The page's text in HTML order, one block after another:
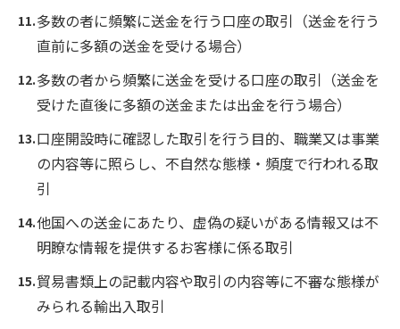
多数の者に頻繁に送金を行う口座の取引（送金を行う
直前に多額の送金を受ける場合）
多数の者から頻繁に送金を受ける口座の取引（送金を
受けた直後に多額の送金または出金を行う場合）
口座開設時に確認した取引を行う目的、職業又は事業
の内容等に照らし、不自然な態様・頻度で行われる取
引
他国への送金にあたり、虚偽の疑いがある情報又は不
明瞭な情報を提供するお客様に係る取引
貿易書類上の記載内容や取引の内容等に不審な態様が
みられる輸出入取引